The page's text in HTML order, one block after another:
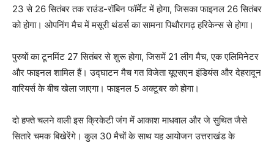
23 से 26 सितंबर तक राउंड-रॉबिन फॉर्मेट में होगा, जिसका फाइनल 26 सितंबर
को होगा। ओपनिंग मैच में मसूरी थंडर्स का सामना पिथौरागढ़ हरिकेन्स से होगा।
पुरुषों का टूनमिंट 27 सितंबर से शुरू होगा, जिसमें 21 लीग मैच, एक एलिमिनेटर
और फाइनल शामिल हैं। उद्घाटन मैच गत विजेता यूएसएन इंडियंस और देहरादून
वारियर्स के बीच खेला जाएगा। फाइनल 5 अक्टूबर को होगा।
दो हफ्ते चलने वाली इस क्रिकेटी जंग में आकाश माधवाल और जे सुथित जैसे
सितारे चमक बिखेरेंगे। कुल 30 मैचों के साथ यह आयोजन उत्तराखंड के